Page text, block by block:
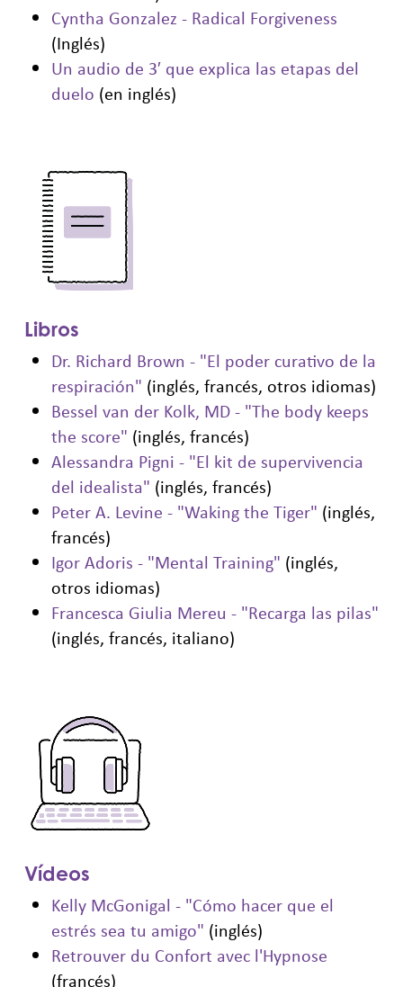
Cyntha Gonzalez - Radical Forgiveness
(Inglés)
Un audio de 3′ que explica las etapas del
duelo (en inglés)
Libros
Dr. Richard Brown - "El poder curativo de la
respiración" (inglés, francés, otros idiomas)
Bessel van der Kolk, MD - "The body keeps
the score" (inglés, francés)
Alessandra Pigni - "El kit de supervivencia
del idealista" (inglés, francés)
Peter A. Levine - "Waking the Tiger" (inglés,
francés)
Igor Adoris - "Mental Training" (inglés,
otros idiomas)
Francesca Giulia Mereu - "Recarga las pilas"
(inglés, francés, italiano)
Vídeos
Kelly McGonigal - "Cómo hacer que el
estrés sea tu amigo" (inglés)
Retrouver du Confort avec l'Hypnose
(francés)